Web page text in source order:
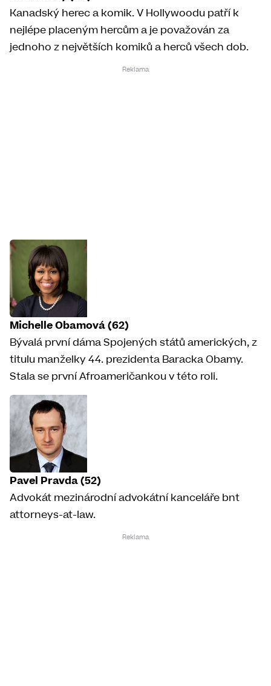
Kanadský herec a komik. V Hollywoodu patří k
nejlépe placeným hercům a je považován za
jednoho z největších komiků a herců všech dob.
Michelle Obamová (62)
Bývalá první dáma Spojených států amerických, z
titulu manželky 44. prezidenta Baracka Obamy.
Stala se první Afroameričankou v této roli.
Pavel Pravda (52)
Advokát mezinárodní advokátní kanceláře bnt
attorneys-at-law.